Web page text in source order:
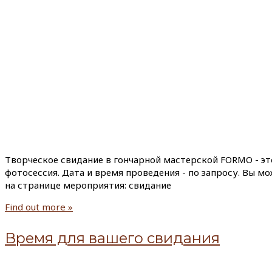
Творческое свидание в гончарной мастерской FORMO -
фотосессия. Дата и время проведения - по запросу. Вы
на странице мероприятия: свидание
Find out more »
Время для вашего свидания